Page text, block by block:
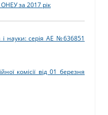
за 2017 рік
і науки: серія АЕ №636851
комісії від 01 березня